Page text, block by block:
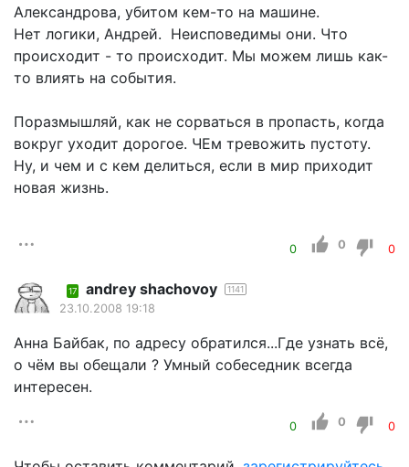
Александрова, убитом кем-то на машине.
Нет логики, Андрей. Неисповедимы они. Что
происходит - то происходит. Мы можем лишь как-
то влиять на события.
Поразмышляй, как не сорваться в пропасть, когда
вокруг уходит дорогое. ЧЕм тревожить пустоту.
Ну, и чем и с кем делиться, если в мир приходит
новая жизнь.
0 0 0
17 andrey shachovoy 1141
23.10.2008 19:18
Анна Байбак, по адресу обратился...Где узнать всё,
о чём вы обещали ? Умный собеседник всегда
интересен.
0 0 0